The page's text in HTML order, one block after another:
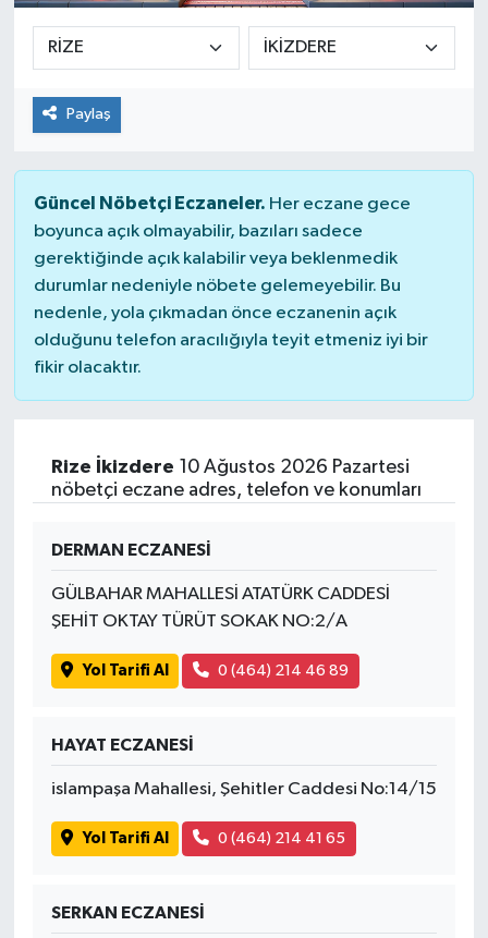
Paylaş
Güncel Nöbetçi Eczaneler. Her eczane gece
boyunca açık olmayabilir, bazıları sadece
gerektiğinde açık kalabilir veya beklenmedik
durumlar nedeniyle nöbete gelemeyebilir. Bu
nedenle, yola çıkmadan önce eczanenin açık
olduğunu telefon aracılığıyla teyit etmeniz iyi bir
fikir olacaktır.
Rize İkizdere 10 Ağustos 2026 Pazartesi
nöbetçi eczane adres, telefon ve konumları
DERMAN ECZANESİ
GÜLBAHAR MAHALLESİ ATATÜRK CADDESİ
ŞEHİT OKTAY TÜRÜT SOKAK NO:2/A
Yol Tarifi Al 0 (464) 214 46 89
HAYAT ECZANESİ
islampaşa Mahallesi, Şehitler Caddesi No:14/15
Yol Tarifi Al 0 (464) 214 41 65
SERKAN ECZANESİ